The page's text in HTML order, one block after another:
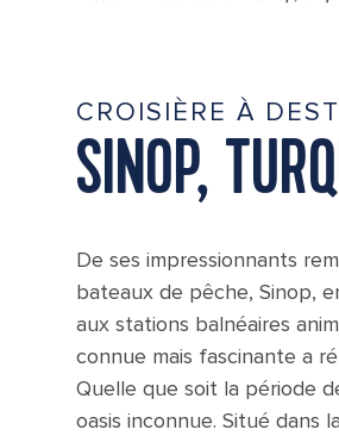
CROISIÈRE À
SINOP,
De ses impressionnants
bateaux de pêche, Sinop,
aux stations balnéaires
connue mais fascinante a
Quelle que soit la période
oasis inconnue. Situé dans